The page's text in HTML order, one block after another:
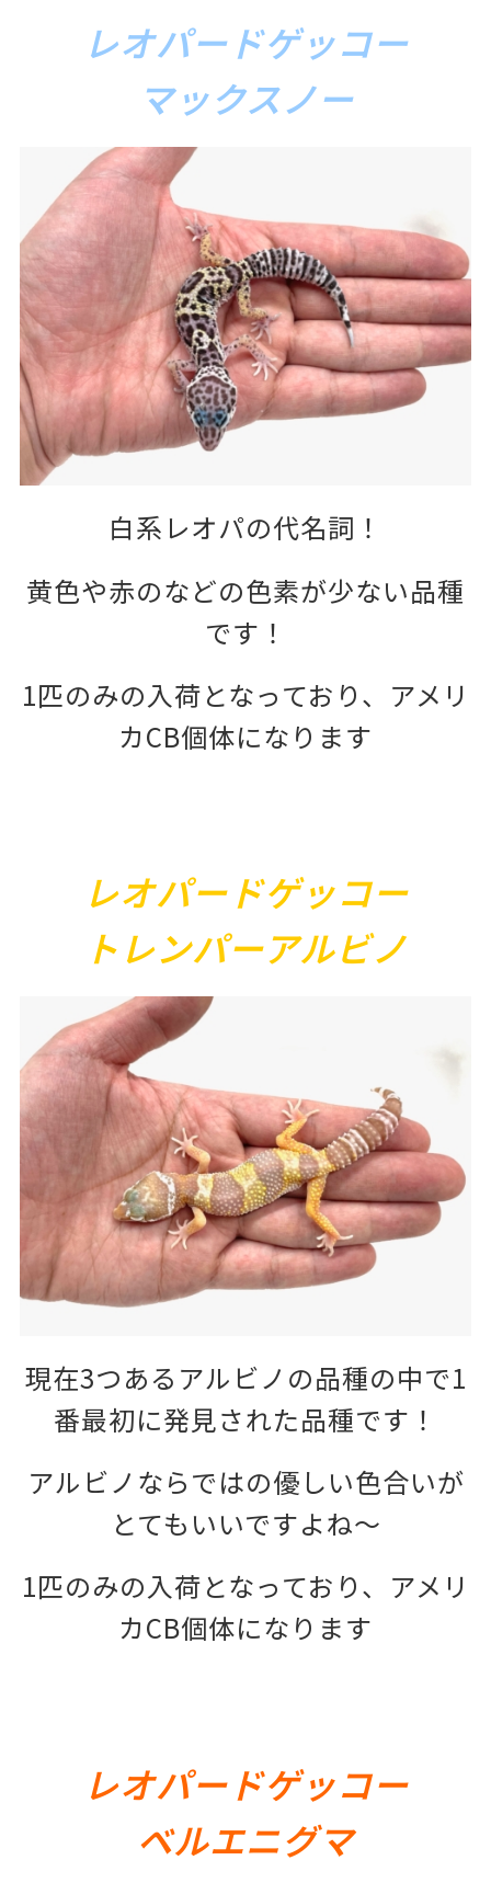
レオパードゲッコー
マックスノー
白系レオパの代名詞！
黄色や赤のなどの色素が少ない品種
です！
1匹のみの入荷となっており、アメリ
カCB個体になります
レオパードゲッコー
トレンパーアルビノ
現在3つあるアルビノの品種の中で1
番最初に発見された品種です！
アルビノならではの優しい色合いが
とてもいいですよね～
1匹のみの入荷となっており、アメリ
カCB個体になります
レオパードゲッコー
ベルエニグマ